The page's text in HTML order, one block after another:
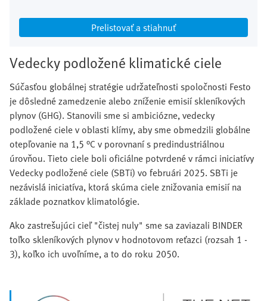
Prelistovať a stiahnuť
Vedecky podložené klimatické ciele
Súčasťou globálnej stratégie udržateľnosti spoločnosti Festo
je dôsledné zamedzenie alebo zníženie emisií skleníkových
plynov (GHG). Stanovili sme si ambiciózne, vedecky
podložené ciele v oblasti klímy, aby sme obmedzili globálne
otepľovanie na 1,5 °C v porovnaní s predindustriálnou
úrovňou. Tieto ciele boli oficiálne potvrdené v rámci iniciatívy
Vedecky podložené ciele (SBTi) vo februári 2025. SBTi je
nezávislá iniciatíva, ktorá skúma ciele znižovania emisií na
základe poznatkov klimatológie.
Ako zastrešujúci cieľ "čistej nuly" sme sa zaviazali BINDER
toľko skleníkových plynov v hodnotovom reťazci (rozsah 1 -
3), koľko ich uvoľníme, a to do roku 2050.